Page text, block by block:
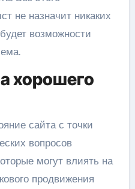
не назначит никаких
возможности
хорошего
сайта с точки
вопросов
могут влиять на
продвижения